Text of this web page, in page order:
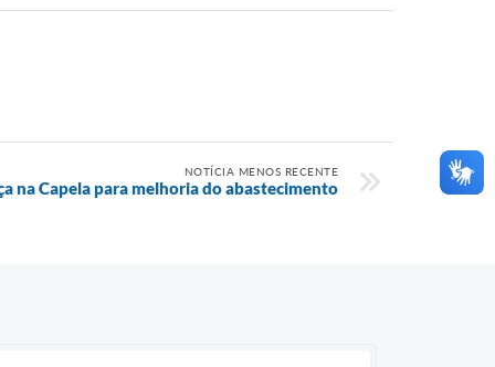
NOTÍCIA MENOS RECENTE
na Capela para melhoria do abastecimento